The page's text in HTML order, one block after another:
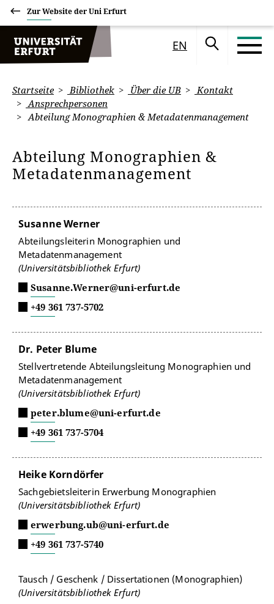
Zur Website der Uni Erfurt
EN
Startseite Bibliothek Über die UB
Kontakt
Ansprechpersonen
Abteilung Monographien & Metadatenmanagement
Abteilung Monographien &
Metadatenmanagement
Susanne Werner
Abteilungsleiterin Monographien und
Metadatenmanagement
(Universitätsbibliothek Erfurt)
Susanne.Werner@uni-erfurt.de
+49 361 737-5702
Dr. Peter Blume
Stellvertretende Abteilungsleitung Monographien und
Metadatenmanagement
(Universitätsbibliothek Erfurt)
peter.blume@uni-erfurt.de
+49 361 737-5704
Heike Korndörfer
Sachgebietsleiterin Erwerbung Monographien
(Universitätsbibliothek Erfurt)
erwerbung.ub@uni-erfurt.de
+49 361 737-5740
Tausch / Geschenk / Dissertationen (Monographien)
(Universitätsbibliothek Erfurt)